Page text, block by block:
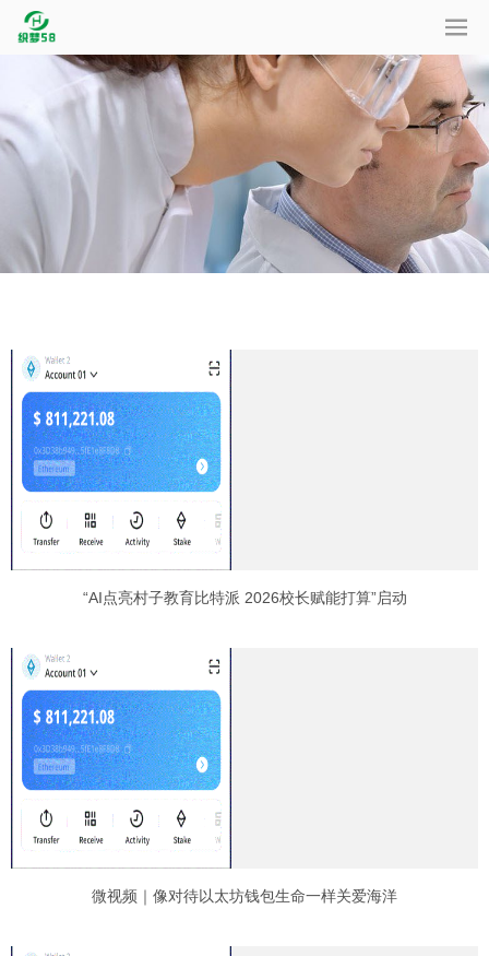
“AI点亮村子教育比特派 2026校长赋能打算”启动
微视频｜像对待以太坊钱包生命一样关爱海洋